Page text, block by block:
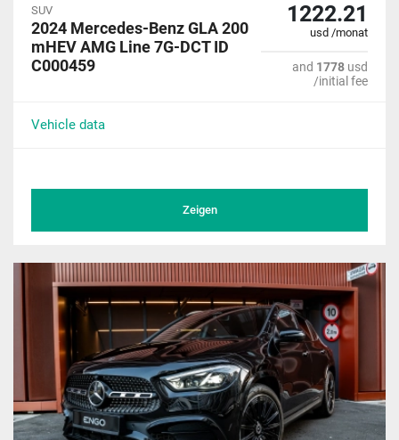
SUV
2024 Mercedes-Benz GLA 200
mHEV AMG Line 7G-DCT ID
C000459
1222.21
usd /monat
and 1778 usd
/initial fee
Vehicle data
Zeigen